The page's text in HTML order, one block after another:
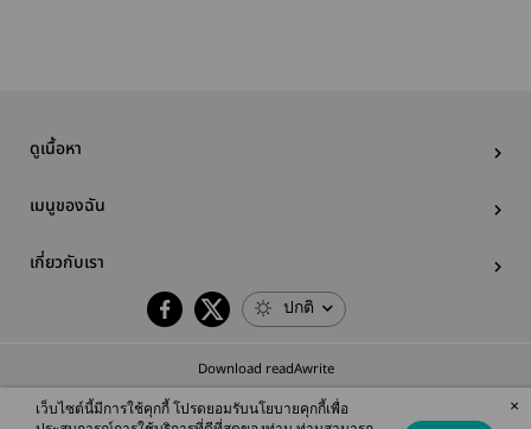
ดูเนื้อหา
เมนูของฉัน
เกี่ยวกับเรา
ปกติ
Download readAwrite
เว็บไซต์นี้มีการใช้คุกกี้ โปรดยอมรับนโยบายคุกกี้เพื่อ
×